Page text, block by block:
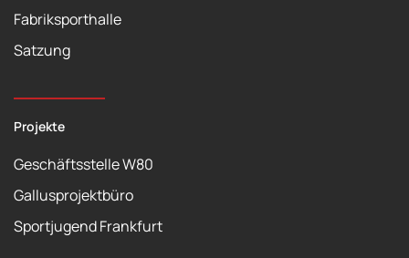
Fabriksporthalle
Satzung
Projekte
Geschäftsstelle W80
Gallusprojektbüro
Sportjugend Frankfurt